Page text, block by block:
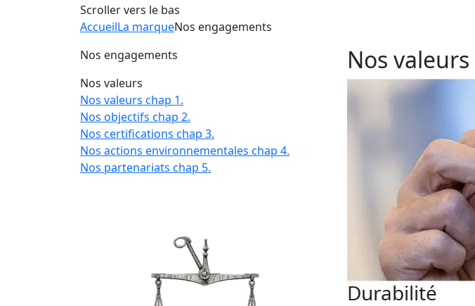
Scroller vers le bas
AccueilLa marqueNos engagements
Nos engagements
Nos valeurs
Nos valeurs chap 1.
Nos objectifs chap 2.
Nos certifications chap 3.
Nos actions environnementales chap 4.
Nos partenariats chap 5.
Nos valeurs
Durabilité